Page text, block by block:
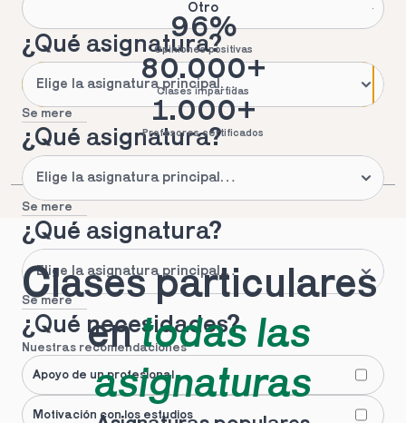
Otro
¿Qué asignatura?
Se mere
¿Qué asignatura?
Se mere
¿Qué asignatura?
Se mere
¿Qué necesidades?
Nuestras recomendaciones
Apoyo de un profesional
Motivación con los estudios
96%
Opiniones positivas
80.000+
Clases impartidas
1.000+
Profesores certificados
Clases particulares
en todas las
asignaturas